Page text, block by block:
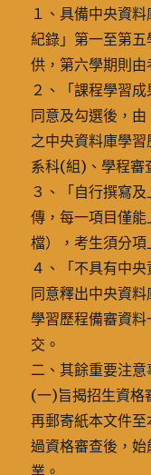
１、具備中央資
紀錄」第一至第
供，第六學期則由
２、「課程學習
同意及勾選後，
之中央資料庫學
系科(組)、學程審
３、「自行撰寫
傳，每一項目僅
檔），考生須分項
４、「不具有中
同意釋出中央資
學習歷程備審資
交。
二、其餘重要注
(一)旨揭招生資格
再郵寄紙本文件
過資格審查後，
業。